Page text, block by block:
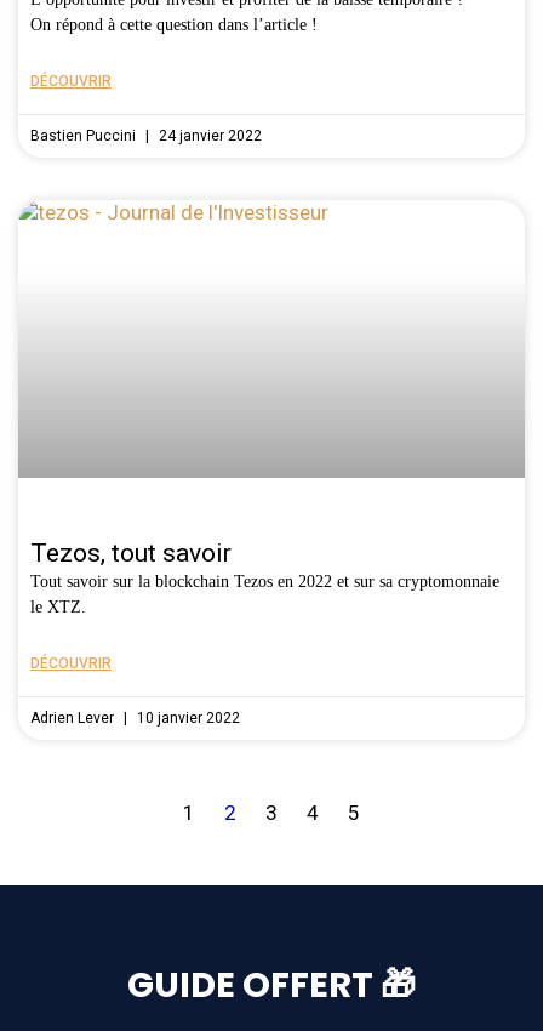
On répond à cette question dans l’article !
DÉCOUVRIR
Bastien Puccini 24 janvier 2022
Tezos, tout savoir
Tout savoir sur la blockchain Tezos en 2022 et sur sa cryptomonnaie
le XTZ.
DÉCOUVRIR
Adrien Lever 10 janvier 2022
1 2 3 4 5
GUIDE OFFERT 🎁